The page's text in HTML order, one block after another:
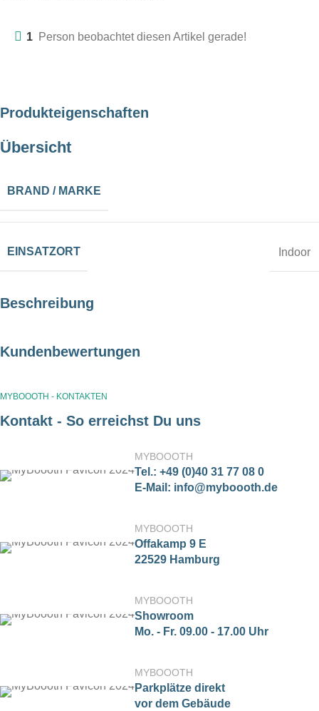
1 Person beobachtet diesen Artikel gerade!
Beschreibung
Produkteigenschaften
Übersicht
BRAND / MARKE
EINSATZORT Indoor
Kundenbewertungen
MYBOOOTH - KONTAKTEN
Kontakt - So erreichst Du uns
MYBOOOTH
Tel.: +49 (0)40 31 77 08 0
E-Mail: info@myboooth.de
MYBOOOTH
Offakamp 9 E
22529 Hamburg
MYBOOOTH
Showroom
Mo. - Fr. 09.00 - 17.00 Uhr
MYBOOOTH
Parkplätze direkt
vor dem Gebäude